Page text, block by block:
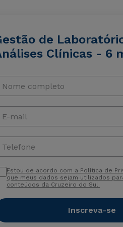
de
Clínicas - 6
Nome completo
E-mail
Telefone
Estou de acordo com a Política de
que meus dados sejam utilizados
conteúdos da Cruzeiro do Sul.
Inscreva-se